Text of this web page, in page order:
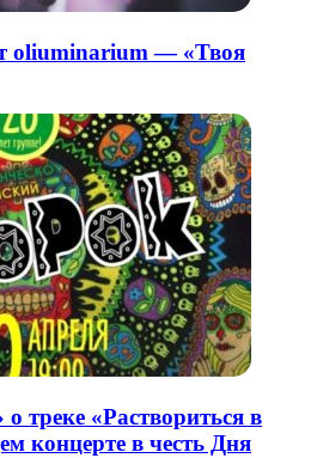
oliuminarium — «Твоя
треке «Раствориться в
концерте в честь Дня